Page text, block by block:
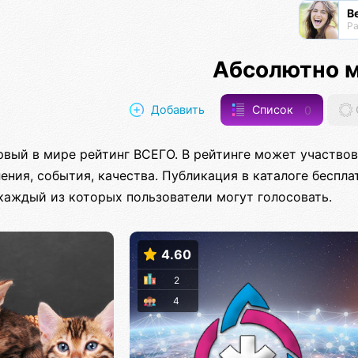
Абсолютно
Добавить Список 0
в мире рейтинг ВСЕГО. В рейтинге может
события, качества. Публикация в каталоге
из которых пользователи могут голосовать.
4.60
4
2